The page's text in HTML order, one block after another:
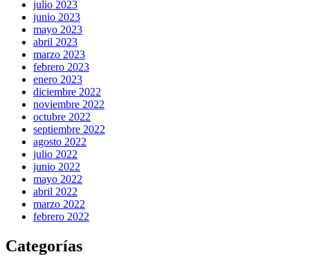
julio 2023
junio 2023
mayo 2023
abril 2023
marzo 2023
febrero 2023
enero 2023
diciembre 2022
noviembre 2022
octubre 2022
septiembre 2022
agosto 2022
julio 2022
junio 2022
mayo 2022
abril 2022
marzo 2022
febrero 2022
Categorías